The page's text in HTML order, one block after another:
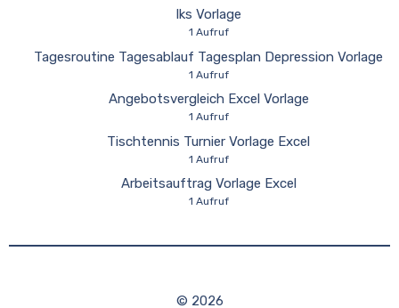
Iks Vorlage
1 Aufruf
Tagesroutine Tagesablauf Tagesplan Depression Vorlage
1 Aufruf
Angebotsvergleich Excel Vorlage
1 Aufruf
Tischtennis Turnier Vorlage Excel
1 Aufruf
Arbeitsauftrag Vorlage Excel
1 Aufruf
© 2026